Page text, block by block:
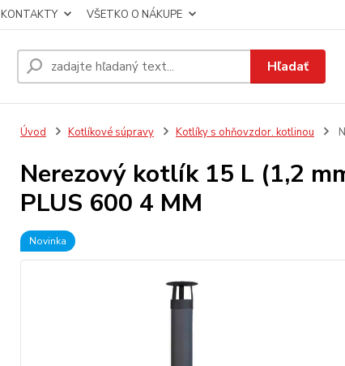
KONTAKTY VŠETKO O NÁKUPE
Hľadať
Úvod Kotlíkové súpravy Kotlíky s ohňovzdor. kotlinou
Nerezový kotlík 15 L (1,2
PLUS 600 4 MM
Novinka